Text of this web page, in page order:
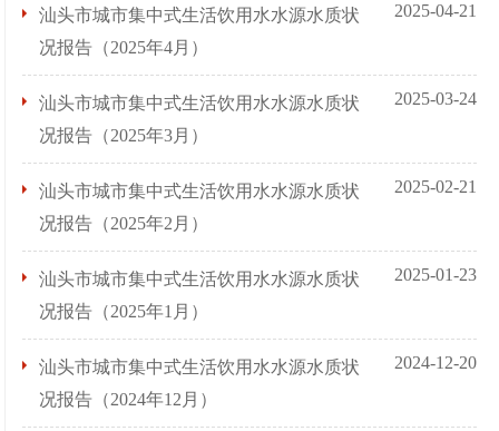
汕头市城市集中式生活饮用水水源水质状
况报告（2025年4月）
2025-04-21
汕头市城市集中式生活饮用水水源水质状
况报告（2025年3月）
2025-03-24
汕头市城市集中式生活饮用水水源水质状
况报告（2025年2月）
2025-02-21
汕头市城市集中式生活饮用水水源水质状
况报告（2025年1月）
2025-01-23
汕头市城市集中式生活饮用水水源水质状
况报告（2024年12月）
2024-12-20